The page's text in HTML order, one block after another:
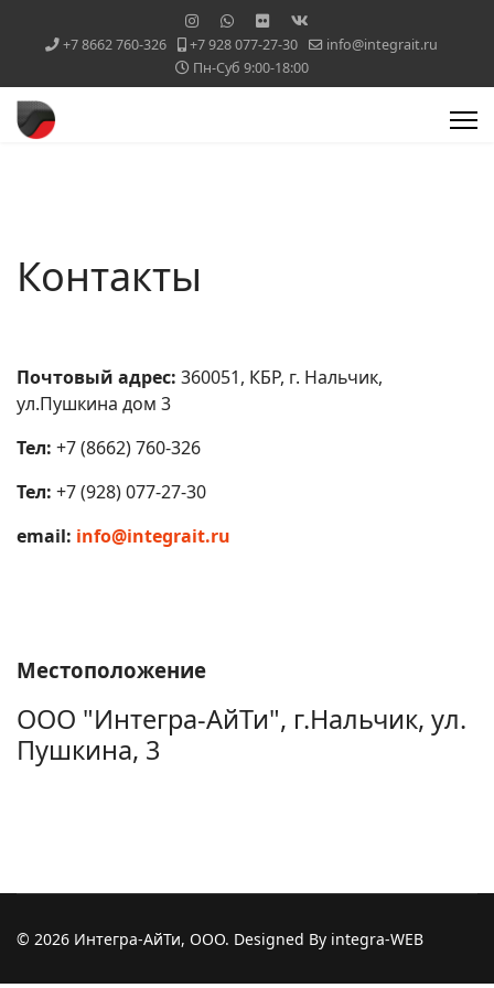
+7 8662 760-326 +7 928 077-27-30
info@integrait.ru
Пн-Суб 9:00-18:00
Контакты
Почтовый адрес: 360051, КБР, г. Нальчик,
ул.Пушкина дом 3
Тел: +7 (8662) 760-326
Тел: +7 (928) 077-27-30
email: info@integrait.ru
Местоположение
ООО "Интегра-АйТи", г.Нальчик, ул.
Пушкина, 3
© 2026 Интегра-АйТи, ООО. Designed By integra-WEB